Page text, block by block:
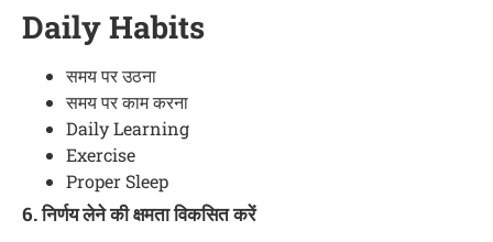
Daily Habits
समय पर उठना
समय पर काम करना
Daily Learning
Exercise
Proper Sleep
6. निर्णय लेने की क्षमता विकसित करें